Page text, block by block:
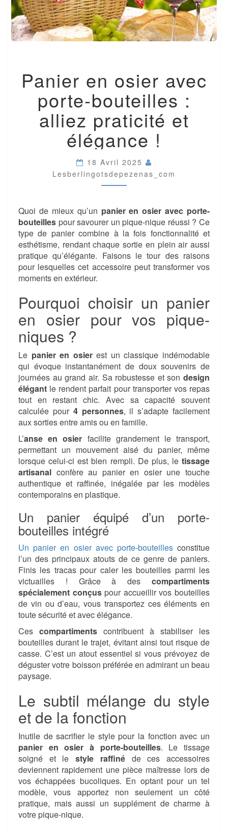
OSIER
AVEC
PORTE-
BOUTEILLES
:
ALLIEZ
PRATICITÉ
ÉLÉGANCE
!
Panier en osier avec
porte-bouteilles :
alliez praticité et
élégance !
18 Avril 2025
Lesberlingotsdepezenas_com
Quoi de mieux qu’un panier en osier avec porte-
bouteilles pour savourer un pique-nique réussi ? Ce
type de panier combine à la fois fonctionnalité et
esthétisme, rendant chaque sortie en plein air aussi
pratique qu’élégante. Faisons le tour des raisons
pour lesquelles cet accessoire peut transformer vos
moments en extérieur.
Pourquoi choisir un panier
en osier pour vos pique-
niques ?
Le panier en osierest un classique indémodable
qui évoque instantanément de doux souvenirs de
journées au grand air. Sa robustesse et son design
élégant le rendent parfait pour transporter vos repas
tout en restant chic. Avec sa capacité souvent
calculée pour 4 personnes, il s’adapte facilement
aux sorties entre amis ou en famille.
L’anse en osier facilite grandement le transport,
permettant un mouvement aisé du panier, même
lorsque celui-ci est bien rempli. De plus, le tissage
artisanal confère au panier en osier une touche
authentique et raffinée, inégalée par les modèles
contemporains en plastique.
Un panier équipé d’un porte-
bouteilles intégré
Un panier en osier avec porte-bouteillesconstitue
l’un des principaux atouts de ce genre de paniers.
Finis les tracas pour caler les bouteilles parmi les
victuailles ! Grâce à des compartiments
spécialement conçuspour accueillir vos bouteilles
de vin ou d’eau, vous transportez ces éléments en
toute sécurité et avec élégance.
Ces compartiments contribuent à stabiliser les
bouteilles durant le trajet, évitant ainsi tout risque de
casse. C’est un atout essentiel si vous prévoyez de
déguster votre boisson préférée en admirant un beau
paysage.
Le subtil mélange du style
et de la fonction
Inutile de sacrifier le style pour la fonction avec un
panier en osier à porte-bouteilles. Le tissage
soigné et lestyle raffinéde ces accessoires
deviennent rapidement une pièce maîtresse lors de
vos échappées bucoliques. En optant pour un tel
modèle, vous apportez non seulement un côté
pratique, mais aussi un supplément de charme à
votre pique-nique.